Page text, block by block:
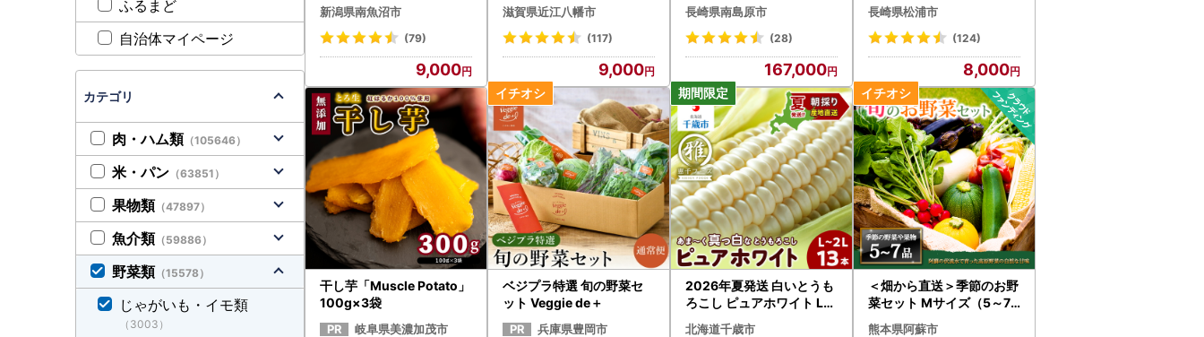
新潟県南魚沼市
(79)
9,000
滋賀県近江八幡市
(117)
9,000
長崎県南島原市
(28)
167,000
長崎県松浦市
(124)
8,000
干し芋「Muscle Potato」
100g×3袋
岐阜県美濃加茂市
ベジプラ特選 旬の野菜セ
ット Veggie de＋
兵庫県豊岡市
2026年夏発送 白いとうも
ろこし ピュアホワイト L～
2L 13本
北海道千歳市
＜畑から直送＞季節のお野
菜セット Mサイズ（5～7
品）
熊本県阿蘇市
ふるまど
自治体マイページ
カテゴリ
肉・ハム類 （105646）
米・パン （63851）
果物類 （47897）
魚介類 （59886）
野菜類 （15578）
じゃがいも・イモ類
（3003）